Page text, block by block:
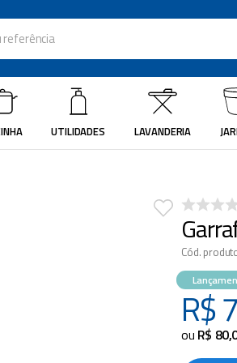
UTILIDADES LAVANDERIA
Cód.
R$
ou R$ 80,